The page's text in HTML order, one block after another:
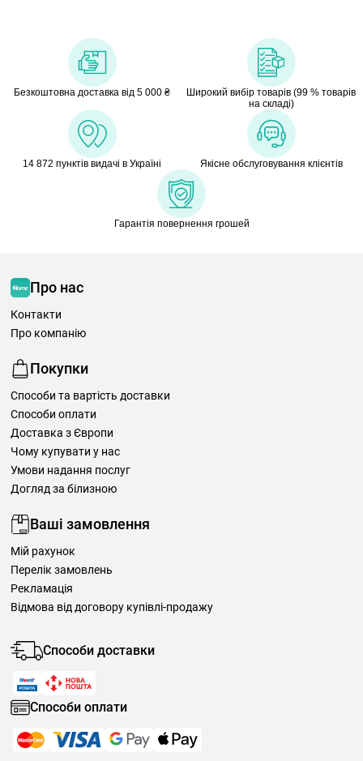
Безкоштовна доставка від 5 000 ₴
Широкий вибір товарів (99 % товарів
на складі)
14 872 пунктів видачі в Україні Якісне обслуговування клієнтів
Гарантія повернення грошей
Про нас
Контакти
Про компанію
Покупки
Способи та вартість доставки
Способи оплати
Доставка з Європи
Чому купувати у нас
Умови надання послуг
Догляд за білизною
Ваші замовлення
Мій рахунок
Перелік замовлень
Рекламація
Відмова від договору купівлі-продажу
Способи доставки
Способи оплати